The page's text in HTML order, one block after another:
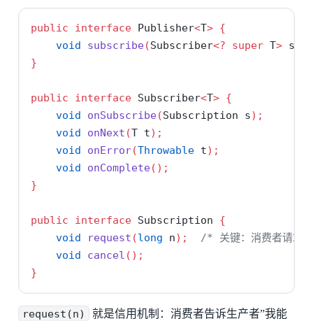
public interface Publisher<T> {
void
subscribe(Subscriber<? super T> s
}
public interface Subscriber<T> {
void
onSubscribe(Subscription s);
void
onNext (T t);
void
onError(Throwable t);
void
onComplete();
}
public interface Subscription {
void
request (long n);
/* 关键：消费者请
void
cancel ();
}
request(n)
就是信用机制：消费者告诉生产者”我能